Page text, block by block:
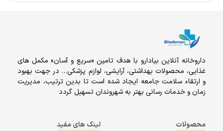
داروخانه آنلاين بيادارو با هدف تامين «سریع و آسان» مكمل هاى
غذايى، محصولات بهداشتى، آرايشى، لوازم پزشکی… در جهت بهبود
و ارتقاء سلامت جامعه ایجاد شده است تا بدین ترتیب، مدیریت
زمان و خدمات رسانی بهتر به شهروندان تسهیل گردد
محصولات لینک های مفید